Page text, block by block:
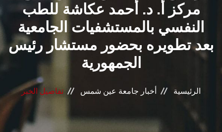
البحث العلمي
الرعاية الصحية
المراكز والوحدات
الأنظمة الذكية
الإعلام
مركز أ. د. أحمد عكاشة للطب
النفسي بالمستشفيات الجامعية
بعد تطويره بحضور مستشار رئيس
الجمهورية
الرئيسية أخبار جامعة عين شمس تفاصيل الخبر